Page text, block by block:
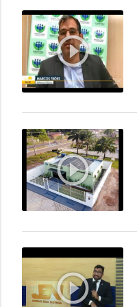
play_circle_outline
play_circle_outline
play_circle_outline